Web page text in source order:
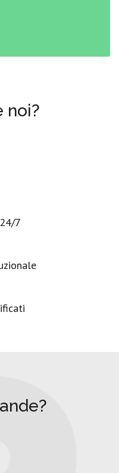
noi?
7